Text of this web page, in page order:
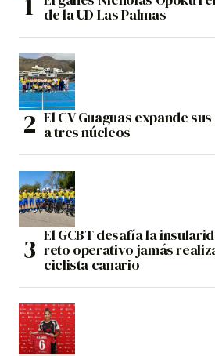
de la UD Las Palmas
El CV Guaguas expande
a tres núcleos
El GCBT desafía la
reto operativo jamás
ciclista canario